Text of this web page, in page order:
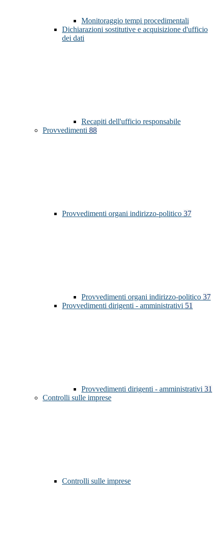
Monitoraggio tempi procedimentali
Dichiarazioni sostitutive e acquisizione d'ufficio
dei dati
Recapiti dell'ufficio responsabile
Provvedimenti 88
Provvedimenti organi indirizzo-politico 37
Provvedimenti organi indirizzo-politico 37
Provvedimenti dirigenti - amministrativi 51
Provvedimenti dirigenti - amministrativi 31
Controlli sulle imprese
Controlli sulle imprese